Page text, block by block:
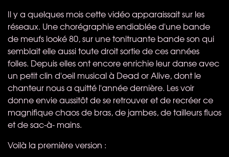
Il y a quelques mois cette vidéo apparaissait sur les
réseaux. Une chorégraphie endiablée d'une bande
de meufs looké 80, sur une tonitruante bande son qui
semblait elle aussi toute droit sortie de ces années
folles. Depuis elles ont encore enrichie leur danse avec
un petit clin d'oeil musical à Dead or Alive, dont le
chanteur nous a quitté l'année dernière. Les voir
donne envie aussitôt de se retrouver et de recréer ce
magnifique chaos de bras, de jambes, de tailleurs fluos
et de sac-à- mains.
Voilà la première version :